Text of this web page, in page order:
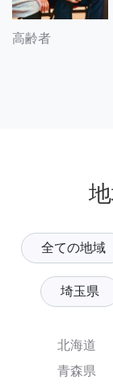
高齢者
全ての地域
埼玉県
北海道
青森県